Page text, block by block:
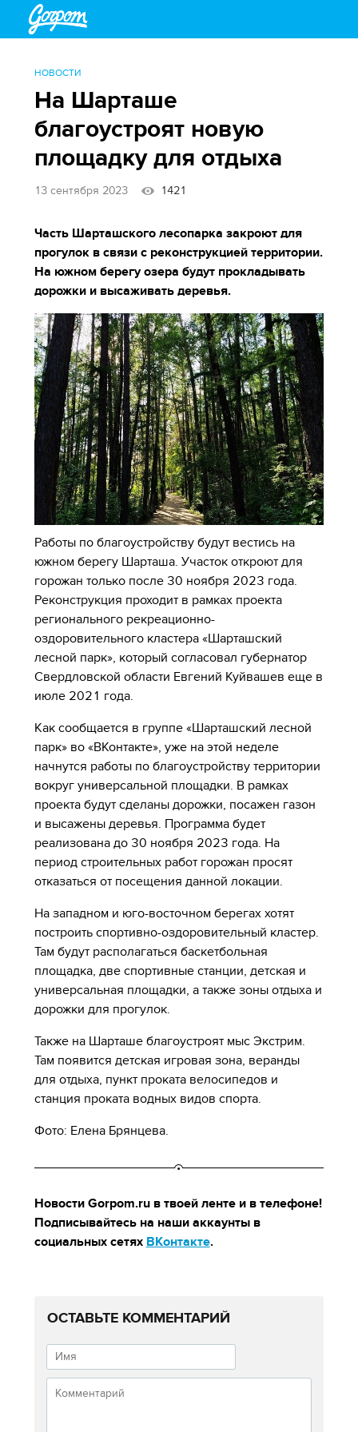
НОВОСТИ
На Шарташе
благоустроят новую
площадку для отдыха
13 сентября 2023 1421
Часть Шарташского лесопарка закроют для
прогулок в связи с реконструкцией территории.
На южном берегу озера будут прокладывать
дорожки и высаживать деревья.
Работы по благоустройству будут вестись на
южном берегу Шарташа. Участок откроют для
горожан только после 30 ноября 2023 года.
Реконструкция проходит в рамках проекта
регионального рекреационно-
оздоровительного кластера «Шарташский
лесной парк», который согласовал губернатор
Свердловской области Евгений Куйвашев еще в
июле 2021 года.
Как сообщается в группе «Шарташский лесной
парк» во «ВКонтакте», уже на этой неделе
начнутся работы по благоустройству территории
вокруг универсальной площадки. В рамках
проекта будут сделаны дорожки, посажен газон
и высажены деревья. Программа будет
реализована до 30 ноября 2023 года. На
период строительных работ горожан просят
отказаться от посещения данной локации.
На западном и юго-восточном берегах хотят
построить спортивно-оздоровительный кластер.
Там будут располагаться баскетбольная
площадка, две спортивные станции, детская и
универсальная площадки, а также зоны отдыха и
дорожки для прогулок.
Также на Шарташе благоустроят мыс Экстрим.
Там появится детская игровая зона, веранды
для отдыха, пункт проката велосипедов и
станция проката водных видов спорта.
Фото: Елена Брянцева.
Новости Gorpom.ru в твоей ленте и в телефоне!
Подписывайтесь на наши аккаунты в
социальных сетях ВКонтакте.
ОСТАВЬТЕ КОММЕНТАРИЙ